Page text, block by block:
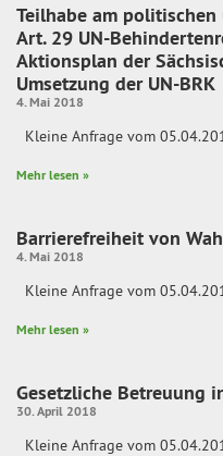
Teilhabe am
Art. 29 UN-
Aktionsplan der
Umsetzung der UN-BRK
4. Mai 2018
Kleine Anfrage vom
Mehr lesen »
Barrierefreiheit von
4. Mai 2018
Kleine Anfrage vom
Mehr lesen »
Gesetzliche Betreuung
30. April 2018
Kleine Anfrage vom